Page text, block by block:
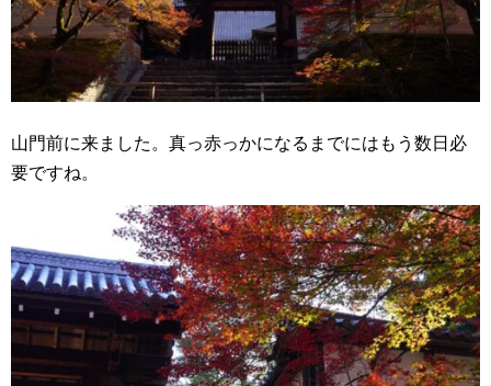
山門前に来ました。真っ赤っかになるまでにはもう数日必
要ですね。